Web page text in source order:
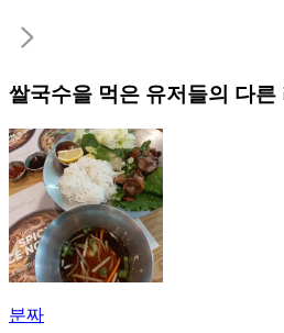
쌀국수을 먹은 유저들의 다른
분짜